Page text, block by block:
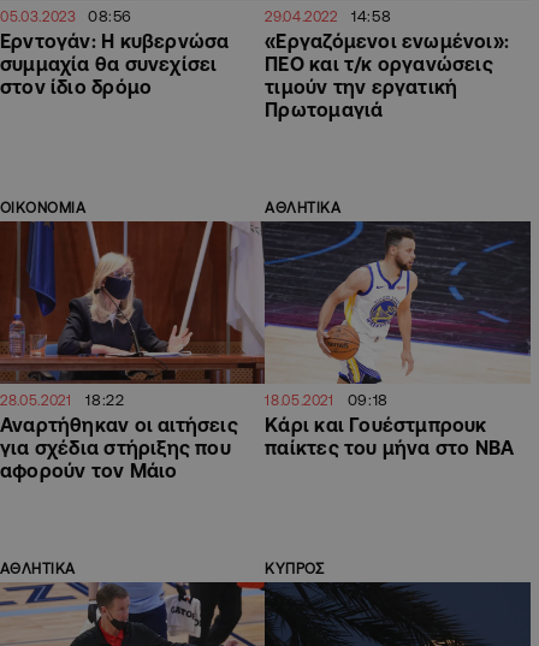
05.03.2023 08:56
Ερντογάν: Η κυβερνώσα
συμμαχία θα συνεχίσει
στον ίδιο δρόμο
29.04.2022 14:58
«Εργαζόμενοι ενωμένοι»:
ΠΕΟ και τ/κ οργανώσεις
τιμούν την εργατική
Πρωτομαγιά
ΟΙΚΟΝΟΜΙΑ
28.05.2021 18:22
Αναρτήθηκαν οι αιτήσεις
για σχέδια στήριξης που
αφορούν τον Μάιο
ΑΘΛΗΤΙΚΑ
18.05.2021 09:18
Κάρι και Γουέστμπρουκ
παίκτες του μήνα στο ΝΒΑ
ΑΘΛΗΤΙΚΑ ΚΥΠΡΟΣ